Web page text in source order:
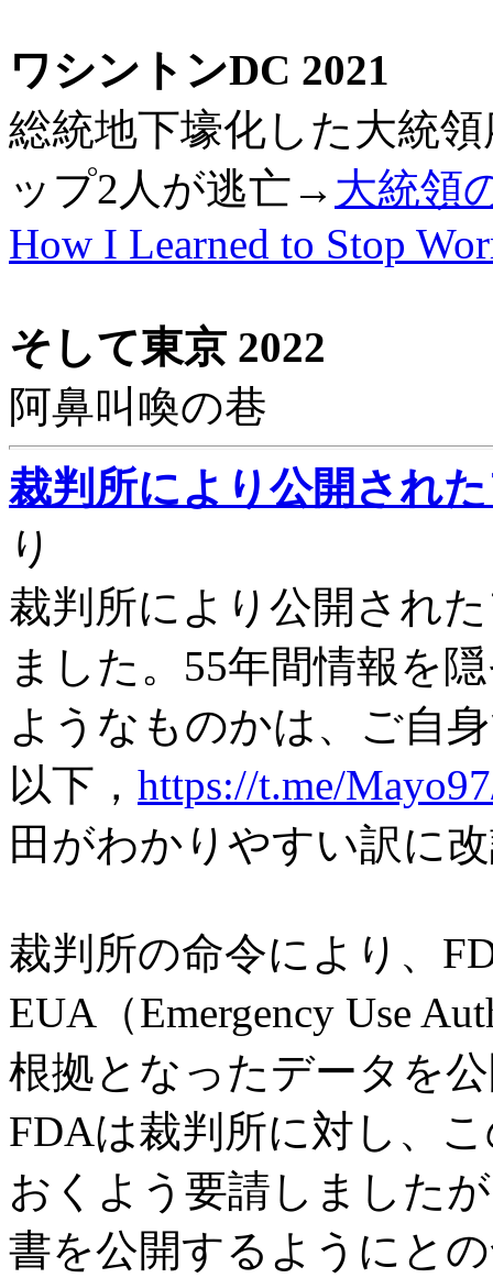
ワシントンDC 2021
総統地下壕化した大統
ップ2人が逃亡→ 大統領
How I Learned to Stop
そして東京 2022
阿鼻叫喚の巷
裁判所により公開され
り
裁判所により公開され
ました。55年間情報を
ようなものかは、ご自
以下， https://t.me/
田がわかりやすい訳に
裁判所の命令により、
EUA（Emergency Use
根拠となったデータを
FDAは裁判所に対し、
おくよう要請しました
書を公開するようにと